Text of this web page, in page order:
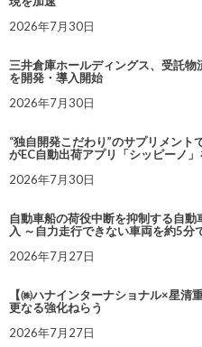
2026年7月30日
三井倉庫ホールディングス、受託物
を開発・導入開始
2026年7月30日
“独自開発こだわり”のサプリメント
がEC自動出荷アプリ「シッピーノ」
2026年7月30日
自動車船の荷役中断を抑制する自
入 ～自力走行できない車両を約5分
2026年7月27日
【㈱ハナインターナショナル×星清
更なる強化ねらう
2026年7月27日